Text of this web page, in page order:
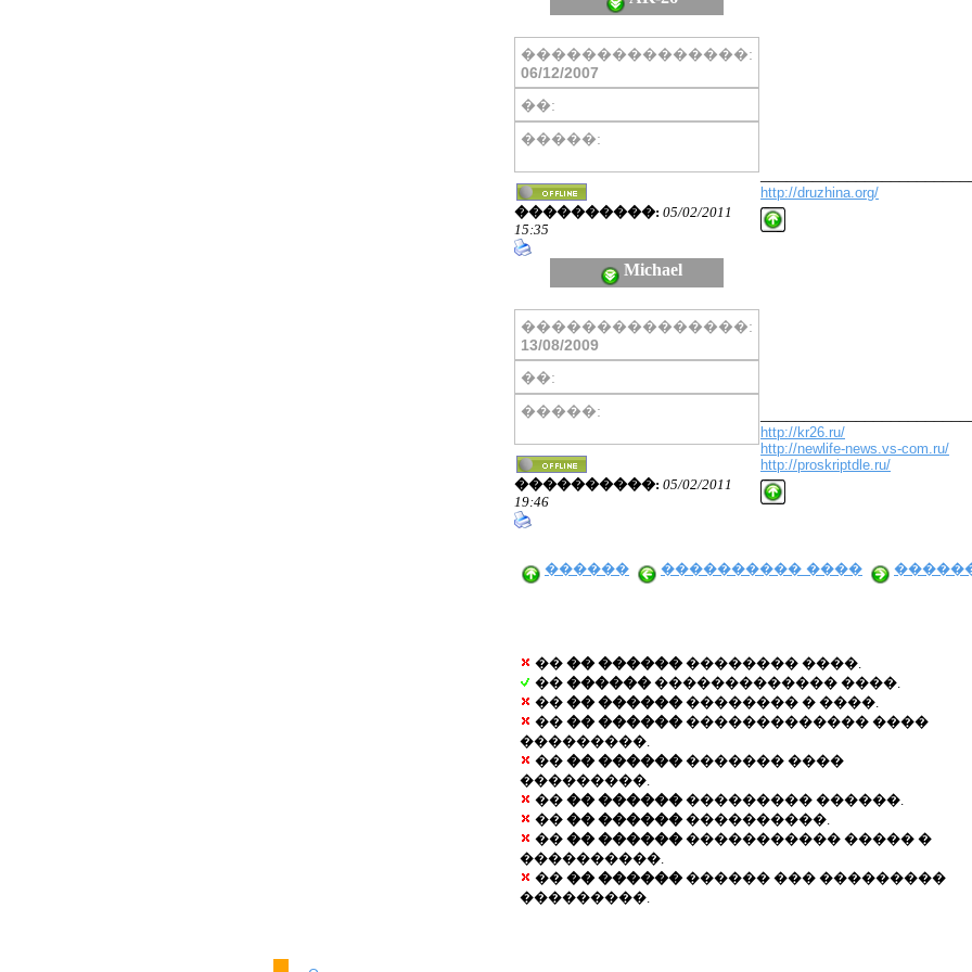
���������������:
06/12/2007
��:
�����:
http://druzhina.org/
����������: 05/02/2011
15:35
Michael
���������������:
13/08/2009
��:
�����:
http://kr26.ru/
http://newlife-news.vs-com.ru/
http://proskriptdle.ru/
����������: 05/02/2011
19:46
������ ���������� ����
�� �� �������������� ����.
�� ������������������� ����.
�� �� �������������� � ����.
�� �� ������������������� ����
���������.
�� �� ������������� ����
���������.
�� �� ��������������� ������.
�� �� ����������������.
�� �� ����������������� ����� �
����������.
�� �� ������������ ��� ���������
���������.